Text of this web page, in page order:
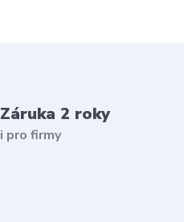
Záruka 2 roky
i pro firmy